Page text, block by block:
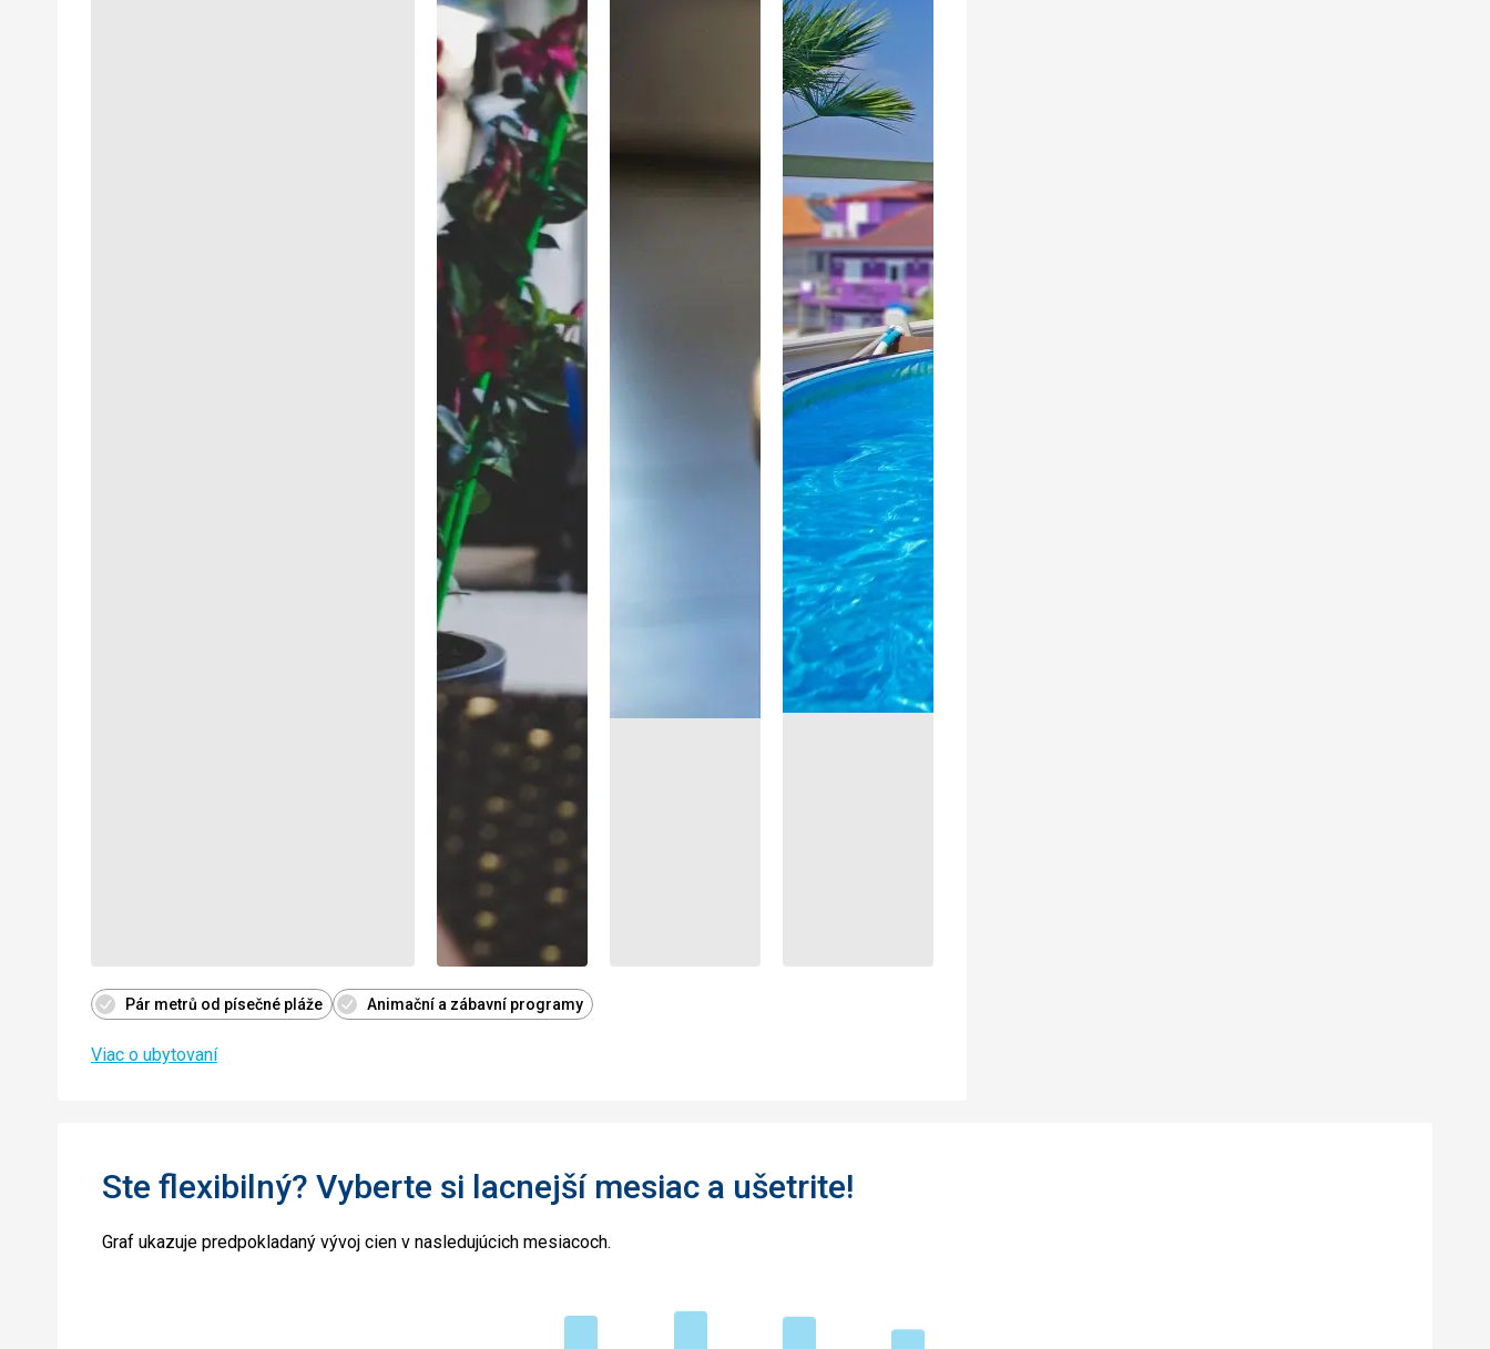
Pár metrů od písečné pláže Animační a zábavní programy
Viac o ubytovaní
Ste flexibilný? Vyberte si lacnejší mesiac a ušetrite!
Graf ukazuje predpokladaný vývoj cien v nasledujúcich mesiacoch.